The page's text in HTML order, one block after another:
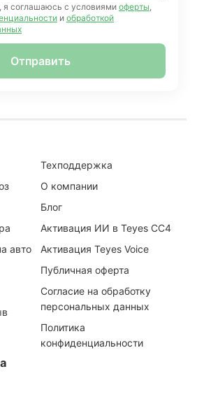
я соглашаюсь с условиями оферты
и обработкой
Отправить
авто
Техподдержка
О компании
Блог
Активация ИИ в Teyes CC4
Активация Teyes Voice
Публичная оферта
Согласие на обработку
персональных данных
Политика
конфиденциальности